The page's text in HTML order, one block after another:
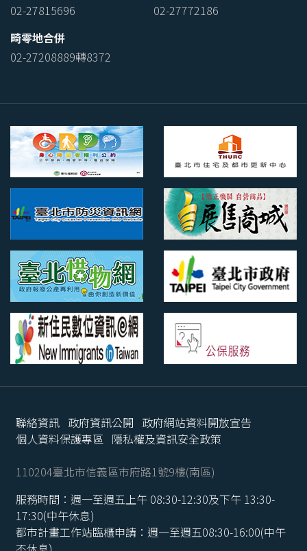
02-27815696
02-27772186
畸零地合併
02-27208889轉8372
聯絡資訊 政府資訊公開 政府網站資料開放宣告
個人資料保護專區 隱私權及資訊安全政策
110204臺北市信義區市府路1號9樓(南區)
服務時間：週一至週五上午 08:30-12:30及下午 13:30-
17:30(中午休息)
都市計畫工作站臨櫃申請：週一至週五08:30-16:00(中午